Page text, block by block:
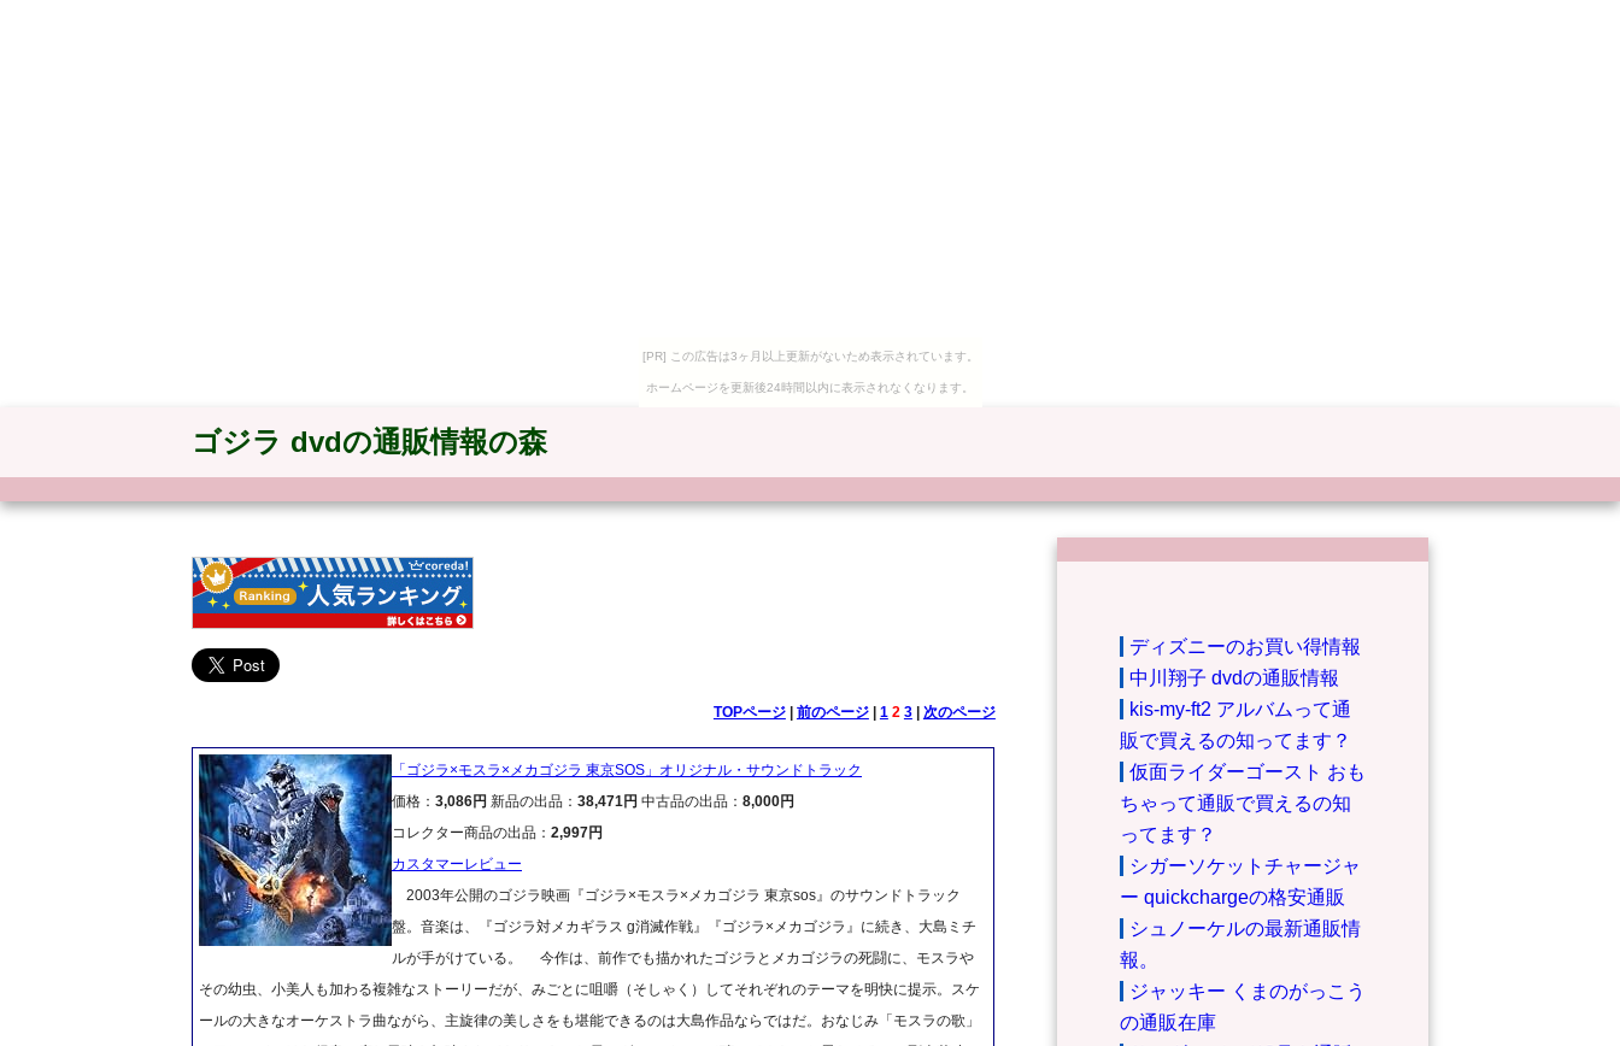
[PR] この広告は3ヶ月以上更新がないため表示されています。
ホームページを更新後24時間以内に表示されなくなります。
ゴジラ dvdの通販情報の森
TOPページ| 前のページ| 1 2 3| 次のページ
「ゴジラ×モスラ×メカゴジラ 東京SOS」オリジナル・サウンドトラック
価格： 3,086円 新品の出品： 38,471円 中古品の出品： 8,000円
コレクター商品の出品： 2,997円
カスタマーレビュー
2003年公開のゴジラ映画『ゴジラ×モスラ×メカゴジラ 東京sos』のサウンドトラック
盤。音楽は、『ゴジラ対メカギラス g消滅作戦』『ゴジラ×メカゴジラ』に続き、大島ミチ
ルが手がけている。 今作は、前作でも描かれたゴジラとメカゴジラの死闘に、モスラや
その幼虫、小美人も加わる複雑なストーリーだが、みごとに咀嚼（そしゃく）してそれぞれのテーマを明快に提示。スケ
ールの大きなオーケストラ曲ながら、主旋律の美しさをも堪能できるのは大島作品ならではだ。おなじみ「モスラの歌」
ディズニーのお買い得情報
中川翔子 dvdの通販情報
kis-my-ft2 アルバムって通
販で買えるの知ってます？
仮面ライダーゴースト おも
ちゃって通販で買えるの知
ってます？
シガーソケットチャージャ
ー quickchargeの格安通販
シュノーケルの最新通販情
報。
ジャッキー くまのがっこう
の通販在庫